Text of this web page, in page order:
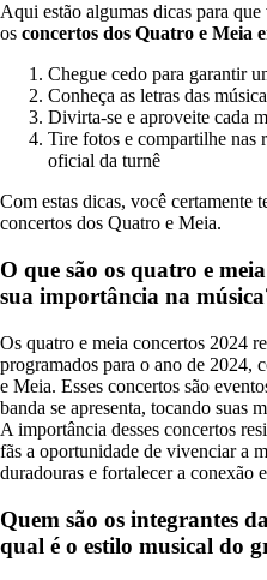
Aqui estão algumas dicas para
os concertos dos Quatro e Meia
Chegue cedo para garantir
Conheça as letras das
Divirta-se e aproveite cada
Tire fotos e compartilhe nas
oficial da turnê
Com estas dicas, você certamente
concertos dos Quatro e Meia.
O que são os quatro e
sua importância na
Os quatro e meia concertos 2024
programados para o ano de 2024,
e Meia. Esses concertos são
banda se apresenta, tocando suas
A importância desses concertos
fãs a oportunidade de vivenciar a
duradouras e fortalecer a conexão
Quem são os integrantes
qual é o estilo musical do